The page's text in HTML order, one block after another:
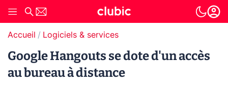
Accueil Logiciels & services
Google Hangouts se dote d'un accès
au bureau à distance